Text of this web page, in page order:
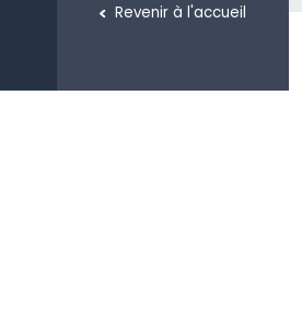
Revenir à l'accueil